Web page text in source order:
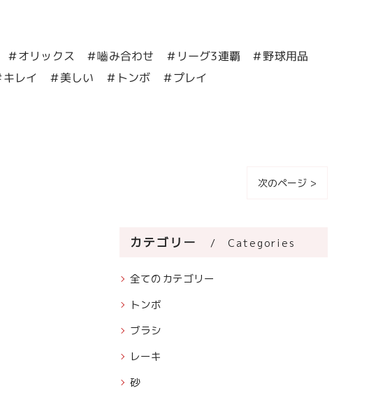
オリックス ＃嚙み合わせ ＃リーグ3連覇 ＃野球用品
レイ ＃美しい ＃トンボ ＃プレイ
次のページ >
カテゴリー Categories
全てのカテゴリー
トンボ
ブラシ
レーキ
砂